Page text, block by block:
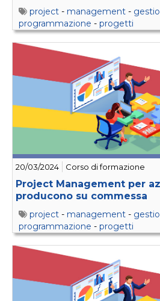
project - management -
programmazione - progetti
20/03/2024 Corso di formazione
Project Management per
producono su commessa
project - management -
programmazione - progetti